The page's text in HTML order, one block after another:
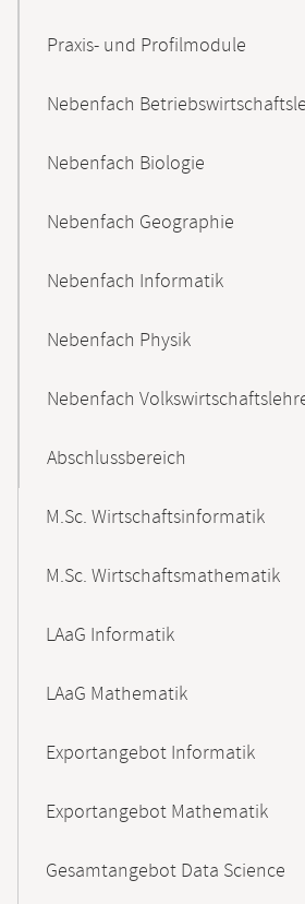
Praxis- und Profilmodule
Nebenfach
Nebenfach Biologie
Nebenfach Geographie
Nebenfach Informatik
Nebenfach Physik
Nebenfach
Abschlussbereich
M.Sc. Wirtschaftsinformatik
M.Sc. Wirtschaftsmathematik
LAaG Informatik
LAaG Mathematik
Exportangebot Informatik
Exportangebot Mathematik
Gesamtangebot Data Science